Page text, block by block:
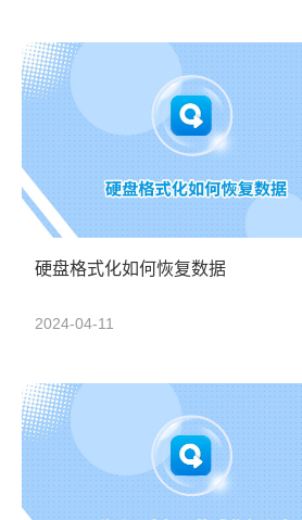
硬盘格式化如何恢复数据
2024-04-11